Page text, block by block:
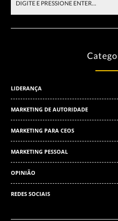
LIDERANÇA
MARKETING DE AUTORIDADE
MARKETING PARA CEOS
MARKETING PESSOAL
OPINIÃO
REDES SOCIAIS